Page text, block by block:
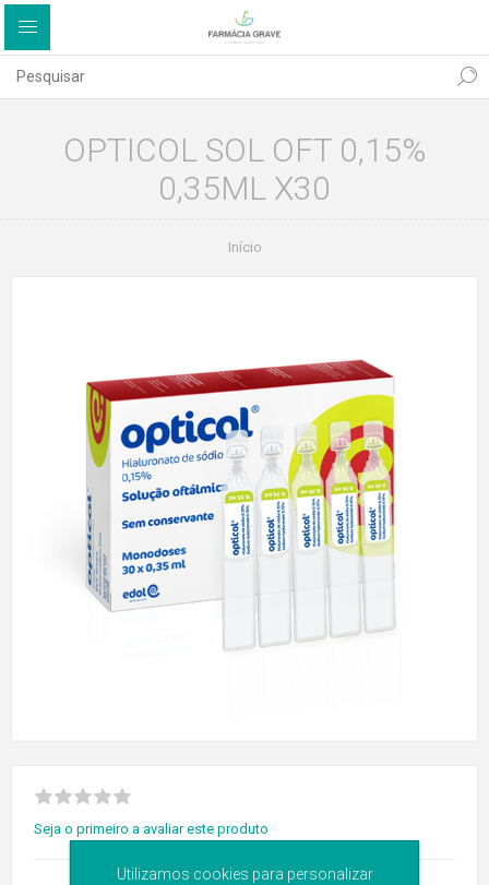
OPTICOL SOL OFT 0,15%
0,35ML X30
Início
Seja o primeiro a avaliar este produto
Utilizamos cookies para personalizar